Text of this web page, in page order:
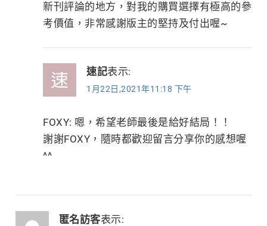
新刊評論的地方，對我的購買選擇有極高的參
考價值，非常感謝版主的堅持及付出喔~
速記表示:
1月22日,2021年11:18 下午
FOXY: 嗯，希望老師最後是給好結局！！
謝謝FOXY，隨時都歡迎留言分享你的感想喔
^^
匿名訪客表示: